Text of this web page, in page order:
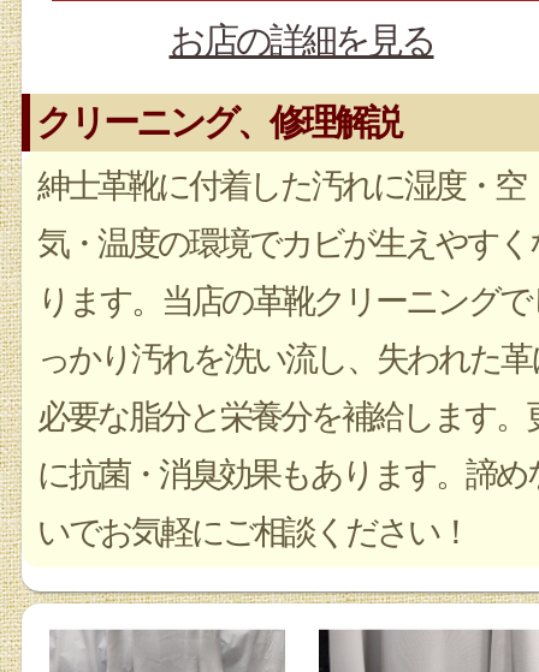
お店の詳細を見る
クリーニング、修理解説
紳士革靴に付着した汚れに湿度・空
気・温度の環境でカビが生えやすく
ります。当店の革靴クリーニングで
っかり汚れを洗い流し、失われた革
必要な脂分と栄養分を補給します。
に抗菌・消臭効果もあります。諦め
いでお気軽にご相談ください！